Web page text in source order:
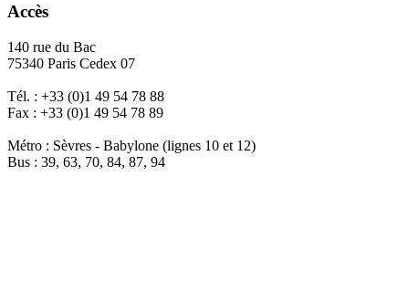
Accès
140 rue du Bac
75340 Paris Cedex 07
Tél. : +33 (0)1 49 54 78 88
Fax : +33 (0)1 49 54 78 89
Métro : Sèvres - Babylone (lignes 10 et 12)
Bus : 39, 63, 70, 84, 87, 94